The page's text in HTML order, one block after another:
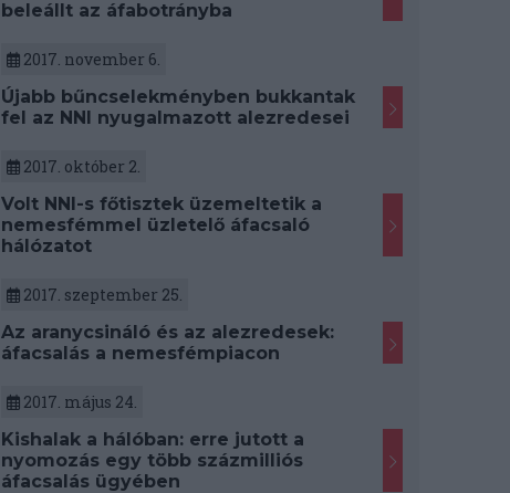
beleállt az áfabotrányba
2017. november 6.
Újabb bűncselekményben bukkantak
fel az NNI nyugalmazott alezredesei
2017. október 2.
Volt NNI-s főtisztek üzemeltetik a
nemesfémmel üzletelő áfacsaló
hálózatot
2017. szeptember 25.
Az aranycsináló és az alezredesek:
áfacsalás a nemesfémpiacon
2017. május 24.
Kishalak a hálóban: erre jutott a
nyomozás egy több százmilliós
áfacsalás ügyében